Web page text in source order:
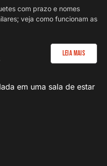
com prazo e nomes
veja como funcionam as
Leia Mais